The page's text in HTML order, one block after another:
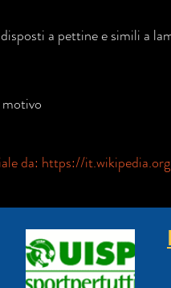
a pettine e simili a
da: https://it.wikipedia.org